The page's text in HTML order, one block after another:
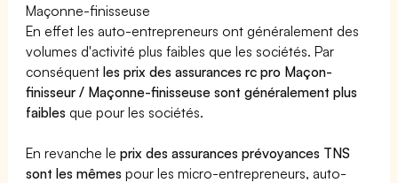
Maçonne-finisseuse
En effet les auto-entrepreneurs ont généralement des
volumes d'activité plus faibles que les sociétés. Par
conséquentles prix des assurances rc pro Maçon-
finisseur / Maçonne-finisseuse sont généralement plus
faibles que pour les sociétés.
En revanche leprix des assurances prévoyances TNS
sont les mêmes pour les micro-entrepreneurs, auto-